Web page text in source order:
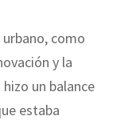
como
y la
un balance
estaba